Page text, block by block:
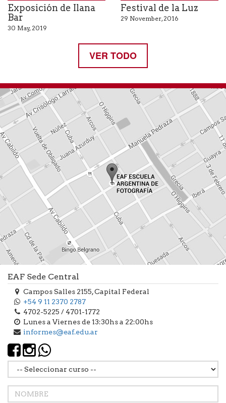
Exposición de Ilana
Bar
30 May, 2019
Festival de la Luz
29 November, 2016
VER TODO
EAF Sede Central
Campos Salles 2155, Capital Federal
+54 9 11 2370 2787
4702-5225 / 4701-1772
Lunes a Viernes de 13:30hs a 22:00hs
informes@eaf.edu.ar